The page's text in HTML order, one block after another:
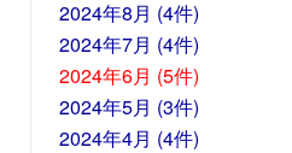
2024年8月 (4件)
2024年7月 (4件)
2024年6月 (5件)
2024年5月 (3件)
2024年4月 (4件)